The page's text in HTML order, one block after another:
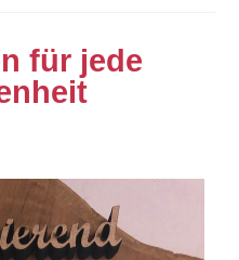
für jede